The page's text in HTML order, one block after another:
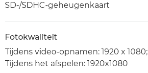
SD-/SDHC-geheugenkaart
Fotokwaliteit
Tijdens video-opnamen: 1920 x 1080;
Tijdens het afspelen: 1920x1080